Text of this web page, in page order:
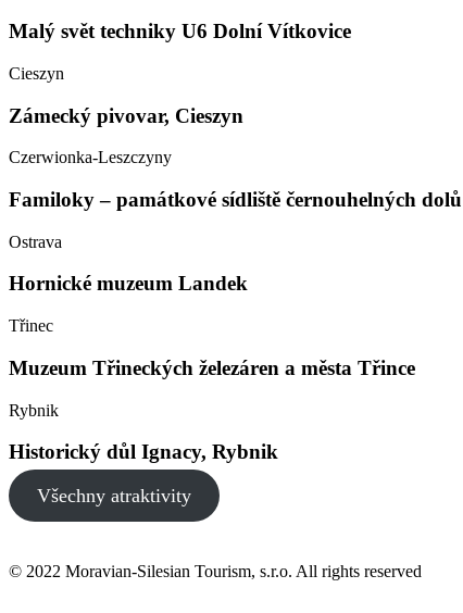
Malý svět techniky U6 Dolní Vítkovice
Cieszyn
Zámecký pivovar, Cieszyn
Czerwionka-Leszczyny
Familoky – památkové sídliště černouhelných
Ostrava
Hornické muzeum Landek
Třinec
Muzeum Třineckých železáren a města Třince
Rybnik
Historický důl Ignacy, Rybnik
Všechny atraktivity
© 2022 Moravian-Silesian Tourism, s.r.o. All rights reserved